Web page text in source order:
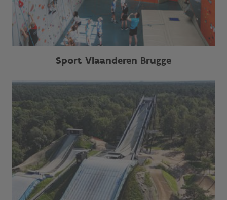
Sport Vlaanderen Brugge